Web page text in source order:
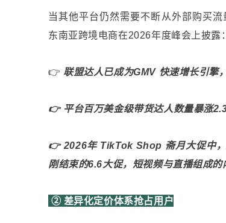
当其他平台仍然需要不断从外部购买
东南亚跨境电商在2026年度峰会上披露：
👉 联盟达人已成为GMV 快速增长引擎
👉 平台百万美金级带货达人数量暴涨
👉 2026年 TikTok Shop 斋月大促中
刚结束的6.6大促，短视频与直播组成的
② 差异化定价体系抢占用户